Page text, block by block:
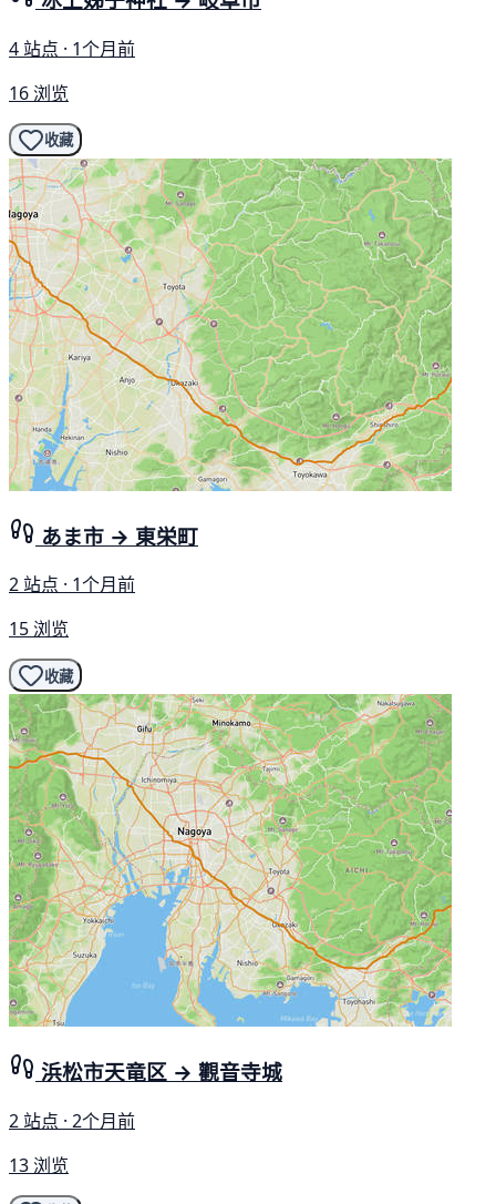
4 站点 · 1个月前
16 浏览
收藏
あま市 → 東栄町
2 站点 · 1个月前
15 浏览
收藏
浜松市天竜区 → 觀音寺城
2 站点 · 2个月前
13 浏览